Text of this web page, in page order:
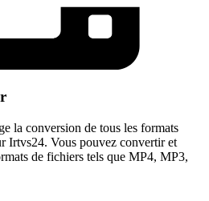
la conversion de tous les formats
Irtvs24. Vous pouvez convertir et
de fichiers tels que MP4, MP3,